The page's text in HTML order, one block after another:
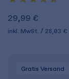
29,99 €
inkl. MwSt. 28,03 €
Gratis Versand